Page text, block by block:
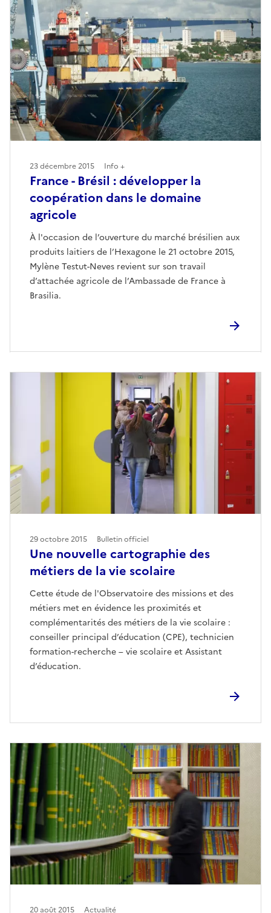
France - Brésil : développer la
coopération dans le domaine
agricole
À l'occasion de l’ouverture du marché brésilien aux
produits laitiers de l’Hexagone le 21 octobre 2015,
Mylène Testut-Neves revient sur son travail
d’attachée agricole de l’Ambassade de France à
Brasilia.
23 décembre 2015 Info +
Une nouvelle cartographie des
métiers de la vie scolaire
Cette étude de l'Observatoire des missions et des
métiers met en évidence les proximités et
complémentarités des métiers de la vie scolaire :
conseiller principal d’éducation (CPE), technicien
formation-recherche – vie scolaire et Assistant
d’éducation.
29 octobre 2015 Bulletin officiel
20 août 2015 Actualité